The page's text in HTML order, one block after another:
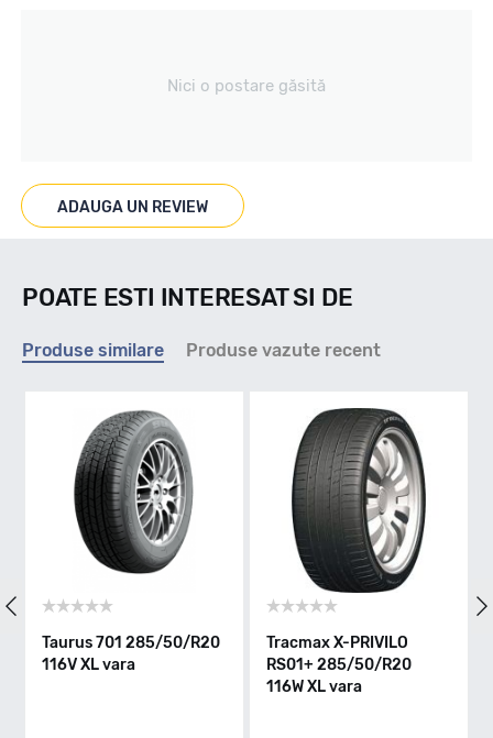
Marcat M+S
Indice viteza
W - max 270km/h
Indice greutate
Nici o postare găsită
ADAUGA UN REVIEW
POATE ESTI INTERESAT SI DE
Produse similare Produse vazute recent
701 285/50/R20
vara
Tracmax X-PRIVILO
RS01+ 285/50/R20
116W XL vara
285/50/